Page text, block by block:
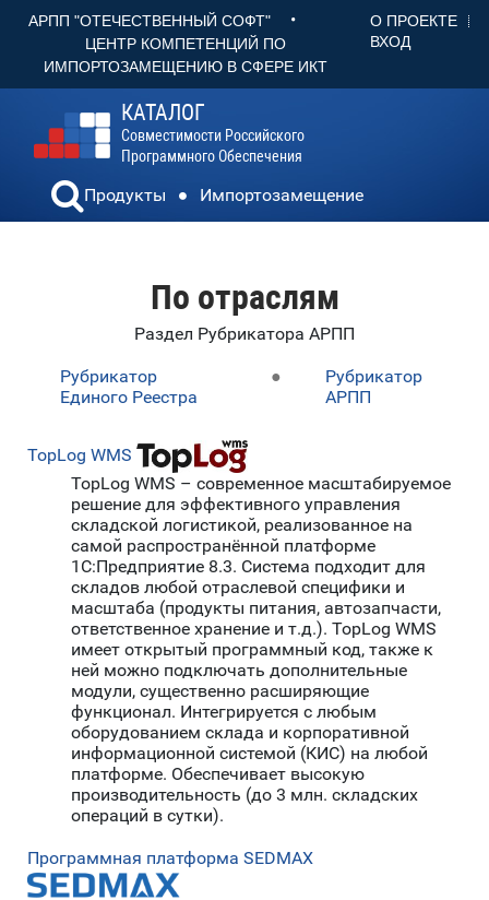
АРПП "ОТЕЧЕСТВЕННЫЙ СОФТ" •
ЦЕНТР КОМПЕТЕНЦИЙ ПО
ИМПОРТОЗАМЕЩЕНИЮ В СФЕРЕ ИКТ
О ПРОЕКТЕ
ВХОД
КАТАЛОГ
Совместимости Российского
Программного Обеспечения
Продукты Импортозамещение
По отраслям
Раздел Рубрикатора АРПП
Рубрикатор
Единого Реестра
●
Рубрикатор
АРПП
TopLog WMS
TopLog WMS – современное масштабируемое
решение для эффективного управления
складской логистикой, реализованное на
самой распространённой платформе
1С:Предприятие 8.3. Система подходит для
складов любой отраслевой специфики и
масштаба (продукты питания, автозапчасти,
ответственное хранение и т.д.). TopLog WMS
имеет открытый программный код, также к
ней можно подключать дополнительные
модули, существенно расширяющие
функционал. Интегрируется с любым
оборудованием склада и корпоративной
информационной системой (КИС) на любой
платформе. Обеспечивает высокую
производительность (до 3 млн. складских
операций в сутки).
Программная платформа SEDMAX